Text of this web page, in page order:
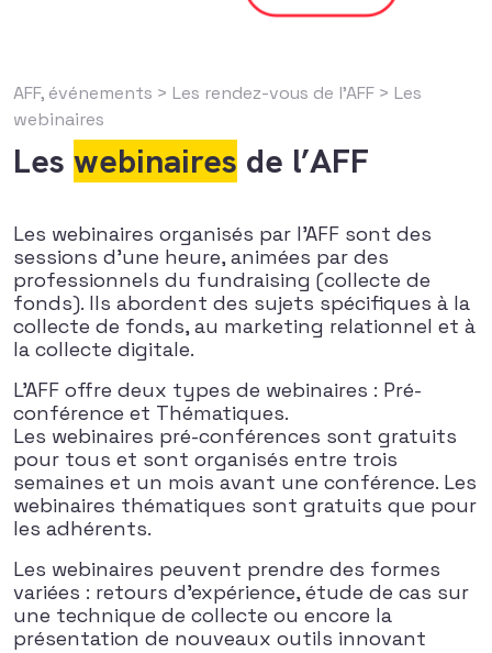
AFF, événements > Les rendez-vous de l’AFF > Les
webinaires
Les webinaires de l’AFF
Les webinaires organisés par l’AFF sont des
sessions d’une heure, animées par des
professionnels du fundraising (collecte de
fonds). Ils abordent des sujets spécifiques à la
collecte de fonds, au marketing relationnel et à
la collecte digitale.
L’AFF offre deux types de webinaires : Pré-
conférence et Thématiques.
Les webinaires pré-conférences sont gratuits
pour tous et sont organisés entre trois
semaines et un mois avant une conférence. Les
webinaires thématiques sont gratuits que pour
les adhérents.
Les webinaires peuvent prendre des formes
variées : retours d’expérience, étude de cas sur
une technique de collecte ou encore la
présentation de nouveaux outils innovant